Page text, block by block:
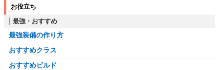
お役立ち
最強・おすすめ
最強装備の作り方
おすすめクラス
おすすめビルド